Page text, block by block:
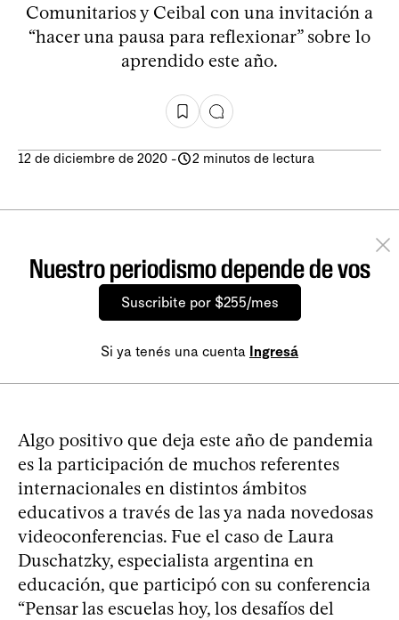
Comunitarios y Ceibal con una invitación a
“hacer una pausa para reflexionar” sobre lo
aprendido este año.
12 de diciembre de 2020 - 2 minutos de lectura
Nuestro periodismo depende de vos
Suscribite por $255/mes
Si ya tenés una cuenta Ingresá
Algo positivo que deja este año de pandemia
es la participación de muchos referentes
internacionales en distintos ámbitos
educativos a través de las ya nada novedosas
videoconferencias. Fue el caso de Laura
Duschatzky, especialista argentina en
educación, que participó con su conferencia
“Pensar las escuelas hoy, los desafíos del